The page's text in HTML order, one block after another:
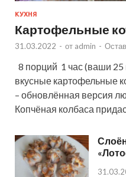
КУХНЯ
Картофельные
31.03.2022 - от admin -
8 порций 1 час (ваши
вкусные картофельные
– обновлённая версия
Копчёная колбаса